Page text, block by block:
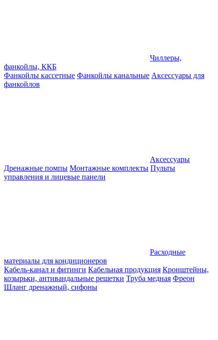
Чиллеры,
фанкойлы, ККБ
Фанкойлы кассетные Фанкойлы канальные Аксессуары для
фанкойлов
Аксессуары
Дренажные помпы Монтажные комплекты Пульты
управления и лицевые панели
Расходные
материалы для кондиционеров
Кабель-канал и фитинги Кабельная продукция Кронштейны,
козырьки, антивандальные решетки Труба медная Фреон
Шланг дренажный, сифоны